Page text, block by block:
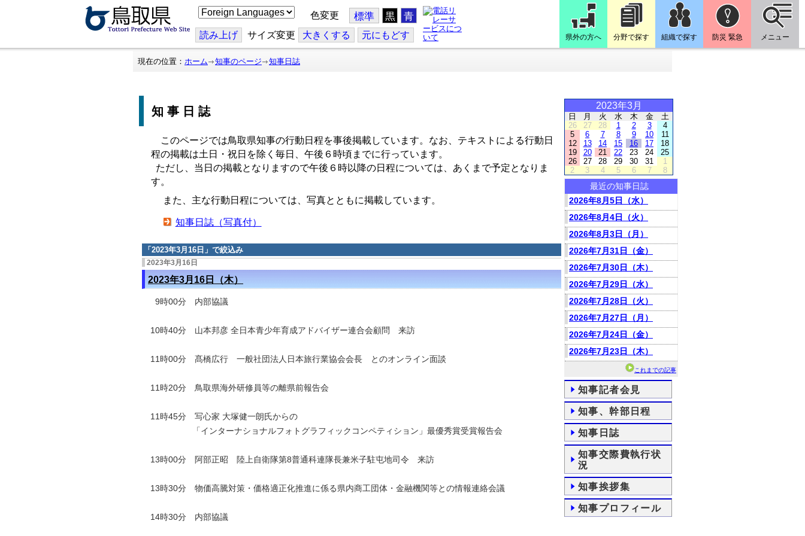
こ
の
ジ
を
翻
色変更 標準 黒 青
読み上げ サイズ変更 大きくする 元にもどす 県外の方へ 分野で探す 組織で探す 防災 緊急 メニュー
現在の位置： ホーム 知事のページ 知事日誌
知事日誌
このページでは鳥取県知事の行動日程を事後掲載しています。なお、テキストによる行動日
程の掲載は土日・祝日を除く毎日、午後６時頃までに行っています。
ただし、当日の掲載となりますので午後６時以降の日程については、あくまで予定となりま
す。
また、主な行動日程については、写真とともに掲載しています。
知事日誌（写真付）
「 2023年3月16日 」で絞込み
2023年3月16日
2023年3月16日（木）
9時00分 内部協議
10時40分 山本邦彦 全日本青少年育成アドバイザー連合会顧問 来訪
11時00分 髙橋広行 一般社団法人日本旅行業協会会長 とのオンライン面談
11時20分 鳥取県海外研修員等の離県前報告会
11時45分 写心家 大塚健一朗氏からの
「インターナショナルフォトグラフィックコンペティション」最優秀賞受賞報告会
13時00分 阿部正昭 陸上自衛隊第8普通科連隊長兼米子駐屯地司令 来訪
13時30分 物価高騰対策・価格適正化推進に係る県内商工団体・金融機関等との情報連絡会議
14時30分 内部協議
2023年3月
日 月 火 水 木 金
土
26
27 28 1 2 3
4
5
6 7 8 9 10
11
12
13 14 15 16 17
18
19
20 21 22 23 24
25
26
27 28 29 30 31
1
2
3 4 5 6 7 8
最近の知事日誌
2026年8月5日（水）
2026年8月4日（火）
2026年8月3日（月）
2026年7月31日（金）
2026年7月30日（木）
2026年7月29日（水）
2026年7月28日（火）
2026年7月27日（月）
2026年7月24日（金）
2026年7月23日（木）
これまでの記事
知事記者会見
知事、幹部日程
知事日誌
知事交際費執行状
況
知事挨拶集
知事プロフィール